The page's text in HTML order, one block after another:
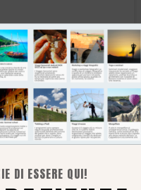
alcun modo le tue informazioni
DI ESSERE QUI!